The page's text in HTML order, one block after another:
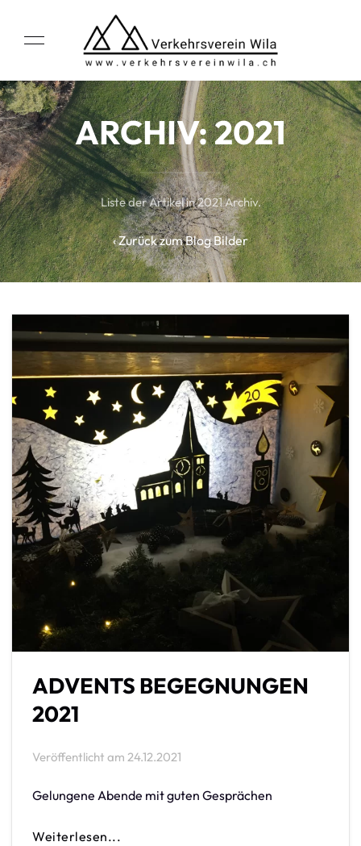
ARCHIV: 2021
Liste der Artikel in 2021 Archiv.
‹ Zurück zum Blog Bilder
ADVENTS BEGEGNUNGEN
2021
Veröffentlicht am 24.12.2021
Gelungene Abende mit guten Gesprächen
Weiterlesen...